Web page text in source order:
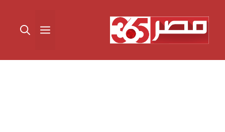
المحتوى القائمة